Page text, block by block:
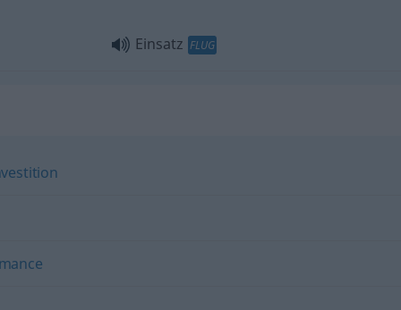
Einsatz FLUG